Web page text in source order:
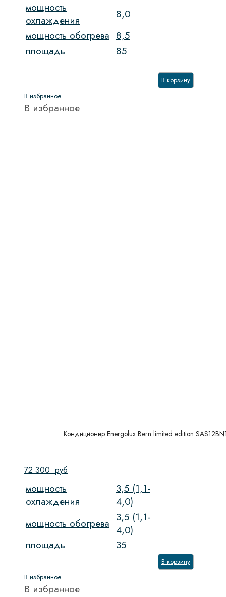
мощность
охлаждения
8,0
мощность обогрева 8,5
площадь
85
В корзину
В избранное
В избранное
Кондиционер Energolux Bern limited edition
72 300 руб
мощность
охлаждения
3,5 (1,1-
4,0)
мощность обогрева 3,5 (1,1-
4,0)
площадь
35
В корзину
В избранное
В избранное